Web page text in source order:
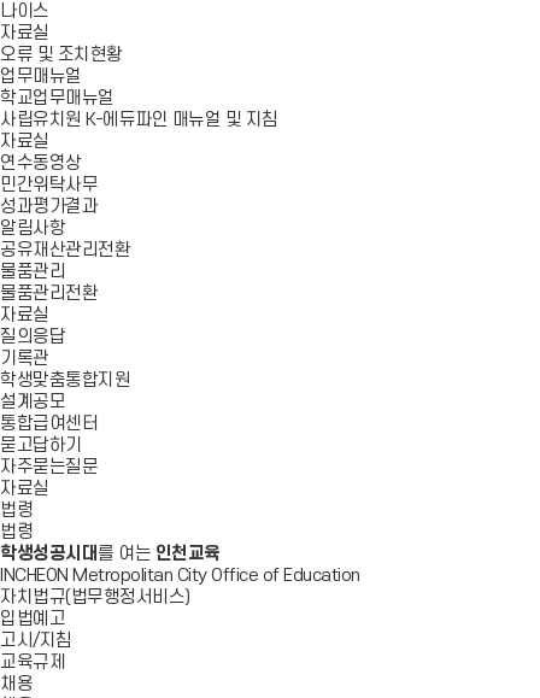
나이스
자료실
오류 및 조치현황
업무매뉴얼
학교업무매뉴얼
사립유치원 K-에듀파인 매뉴얼 및 지침
자료실
연수동영상
민간위탁사무
성과평가결과
알림사항
공유재산관리전환
물품관리
물품관리전환
자료실
질의응답
기록관
학생맞춤통합지원
설계공모
통합급여센터
묻고답하기
자주묻는질문
자료실
법령
법령
학생성공시대 를 여는 인천교육
INCHEON Metropolitan City Office of Education
자치법규(법무행정서비스)
입법예고
고시/지침
교육규제
채용